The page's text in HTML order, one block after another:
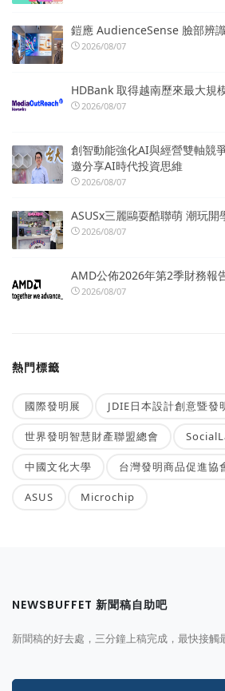
鎧應 AudienceSense 臉部辨
2026/08/07
HDBank 取得越南歷來最大規
2026/08/07
創智動能強化AI與經營雙軸競
邀分享AI時代投資思維
2026/08/07
ASUSx三麗鷗耍酷聯萌 潮玩開
2026/08/07
AMD公佈2026年第2季財務報
2026/08/07
熱門標籤
國際發明展 JDIE日本設計創意暨發
世界發明智慧財產聯盟總會
中國文化大學 台灣發明商品促進協
ASUS Microchip
NEWSBUFFET 新聞稿自助吧
新聞稿的好去處，三分鐘上稿完成，最快接觸